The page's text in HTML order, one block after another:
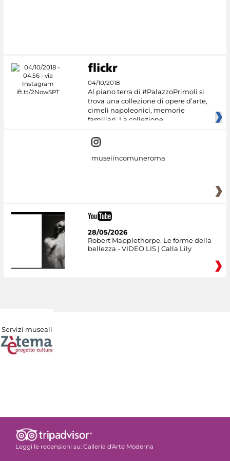
04/10/2018
Al piano terra di #PalazzoPrimoli si
trova una collezione di opere d’arte,
cimeli napoleonici, memorie
familiari. La collezione
museiincomuneroma
28/05/2026
Robert Mapplethorpe. Le forme della
bellezza - VIDEO LIS | Calla Lily
Servizi museali
Leggi le recensioni su: Galleria d'Arte Moderna